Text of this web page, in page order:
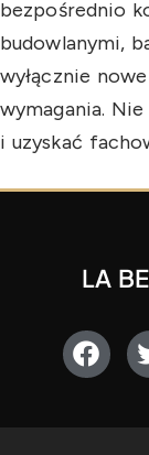
bezpośrednio
budowlanymi,
wyłącznie
wymagania.
i uzyskać
LA